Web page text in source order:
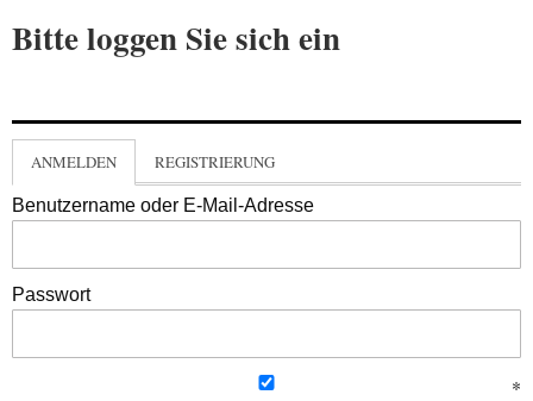
Bitte loggen Sie sich ein
ANMELDEN REGISTRIERUNG
Benutzername oder E-Mail-Adresse
Passwort